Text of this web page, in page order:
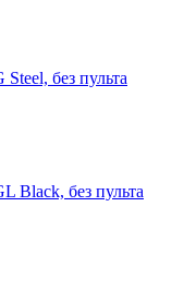
без пульта
Black, без пульта